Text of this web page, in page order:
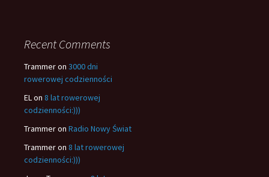
Recent Comments
Trammeron 3000 dni
rowerowej codzienności
ELon 8 lat rowerowej
codzienności:)))
Trammeron Radio Nowy Świat
Trammeron 8 lat rowerowej
codzienności:)))